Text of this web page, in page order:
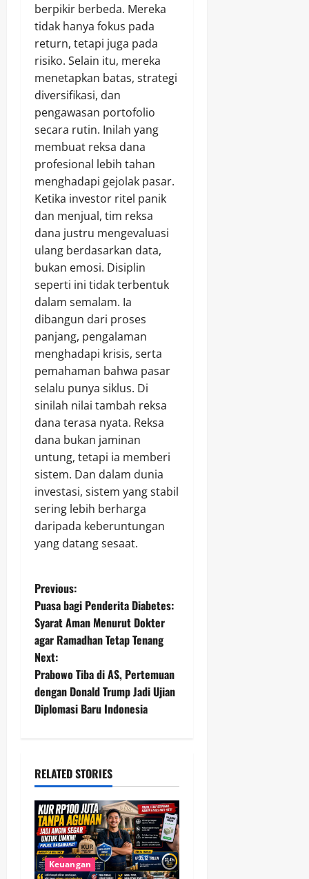
berpikir berbeda. Mereka
tidak hanya fokus pada
return, tetapi juga pada
risiko. Selain itu, mereka
menetapkan batas, strategi
diversifikasi, dan
pengawasan portofolio
secara rutin. Inilah yang
membuat reksa dana
profesional lebih tahan
menghadapi gejolak pasar.
Ketika investor ritel panik
dan menjual, tim reksa
dana justru mengevaluasi
ulang berdasarkan data,
bukan emosi. Disiplin
seperti ini tidak terbentuk
dalam semalam. Ia
dibangun dari proses
panjang, pengalaman
menghadapi krisis, serta
pemahaman bahwa pasar
selalu punya siklus. Di
sinilah nilai tambah reksa
dana terasa nyata. Reksa
dana bukan jaminan
untung, tetapi ia memberi
sistem. Dan dalam dunia
investasi, sistem yang stabil
sering lebih berharga
daripada keberuntungan
yang datang sesaat.
P
o
s
t
n
v
i
g
a
Previous:
Puasa bagi Penderita Diabetes:
Syarat Aman Menurut Dokter
agar Ramadhan Tetap Tenang
Next:
Prabowo Tiba di AS, Pertemuan
dengan Donald Trump Jadi Ujian
Diplomasi Baru Indonesia
RELATED STORIES
Keuangan